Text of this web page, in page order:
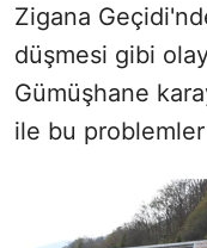
Zigana
düşmesi gibi
Gümüşhane
ile bu